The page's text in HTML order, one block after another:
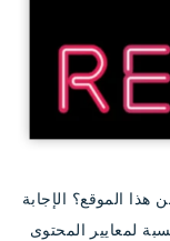
الموقع؟ الإجابة
لمعايير المحتوى